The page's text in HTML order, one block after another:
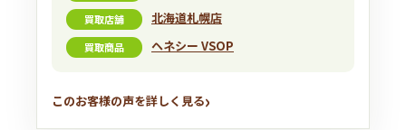
買取店舗 北海道札幌店
買取商品 ヘネシー VSOP
このお客様の声を詳しく見る